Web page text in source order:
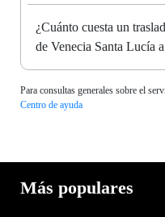
¿Cuánto cuesta un
de Venecia Santa Lucía
Para consultas generales sobre el
Centro de ayuda
Más populares